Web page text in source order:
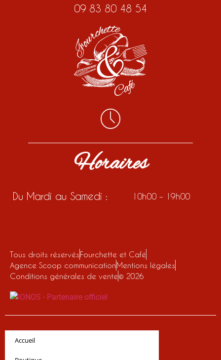
09 83 80 48 54
Horaires
Du Mardi au Samedi : 10h00 – 19h00
Tous droits réservésFourchette et Café
Agence Scoop communicationMentions légales
Conditions générales de vente© 2026
Accueil